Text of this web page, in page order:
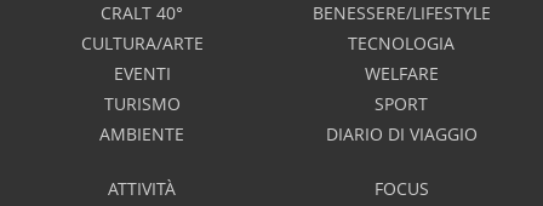
CRALT 40°
CULTURA/ARTE
EVENTI
TURISMO
AMBIENTE
BENESSERE/LIFESTYLE
TECNOLOGIA
WELFARE
SPORT
DIARIO DI VIAGGIO
ATTIVITÀ
FOCUS